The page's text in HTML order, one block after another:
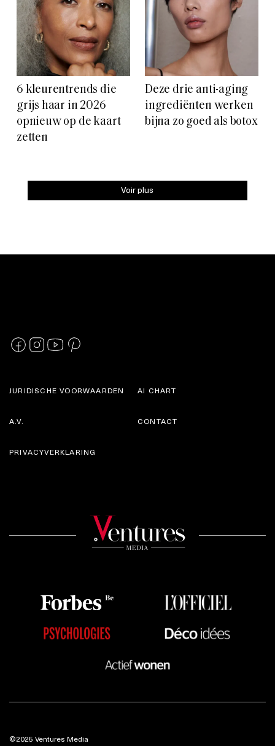
6 kleurentrends die
grijs haar in 2026
opnieuw op de kaart
zetten
Deze drie anti-aging
ingrediënten werken
bijna zo goed als botox
Voir plus
JURIDISCHE VOORWAARDEN
A.V.
AI CHART
CONTACT
PRIVACYVERKLARING
©2025 Ventures Media